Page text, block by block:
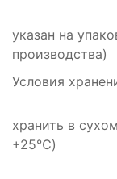
указан на
производства)
Условия
хранить в
+25℃)